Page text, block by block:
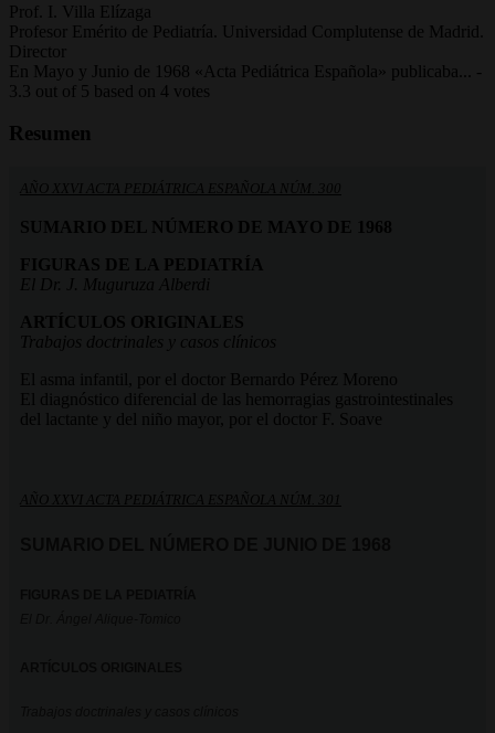
Prof. I. Villa Elízaga
Profesor Emérito de Pediatría. Universidad Complutense de Madrid.
Director
En Mayo y Junio de 1968 «Acta Pediátrica Española» publicaba...
-
3.3 out of 5 based on 4 votes
Resumen
AÑO XXVI ACTA PEDIÁTRICA ESPAÑOLA NÚM. 300
SUMARIO DEL NÚMERO DE MAYO DE 1968
FIGURAS DE LA PEDIATRÍA
El Dr. J. Muguruza Alberdi
ARTÍCULOS ORIGINALES
Trabajos doctrinales y casos clínicos
El asma infantil, por el doctor Bernardo Pérez Moreno
El diagnóstico diferencial de las hemorragias gastrointestinales
del lactante y del niño mayor, por el doctor F. Soave
AÑO XXVI ACTA PEDIÁTRICA ESPAÑOLA NÚM. 301